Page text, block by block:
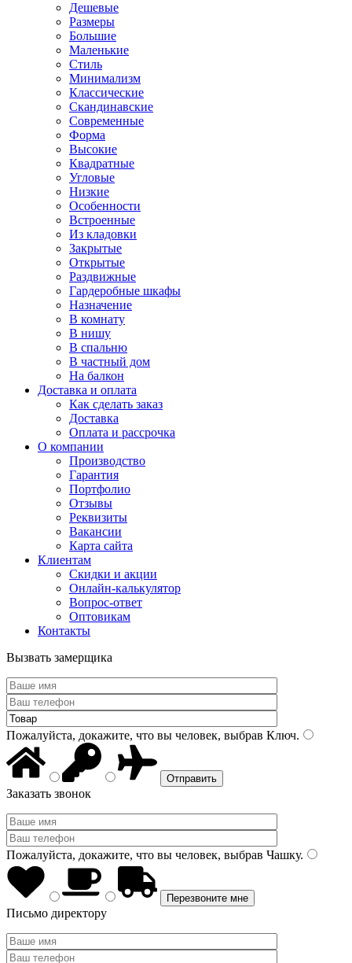
Дешевые
Размеры
Большие
Маленькие
Стиль
Минимализм
Классические
Скандинавские
Современные
Форма
Высокие
Квадратные
Угловые
Низкие
Особенности
Встроенные
Из кладовки
Закрытые
Открытые
Раздвижные
Гардеробные шкафы
Назначение
В комнату
В нишу
В спальню
В частный дом
На балкон
Доставка и оплата
Как сделать заказ
Доставка
Оплата и рассрочка
О компании
Производство
Гарантия
Портфолио
Отзывы
Реквизиты
Вакансии
Карта сайта
Клиентам
Скидки и акции
Онлайн-калькулятор
Вопрос-ответ
Оптовикам
Контакты
Вызвать замерщика
Пожалуйста, докажите, что вы человек, выбрав Ключ.
Заказать звонок
Пожалуйста, докажите, что вы человек, выбрав Чашку.
Письмо директору